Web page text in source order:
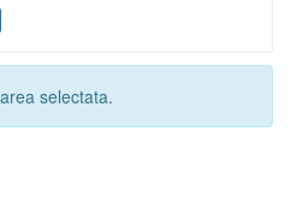
selectata.